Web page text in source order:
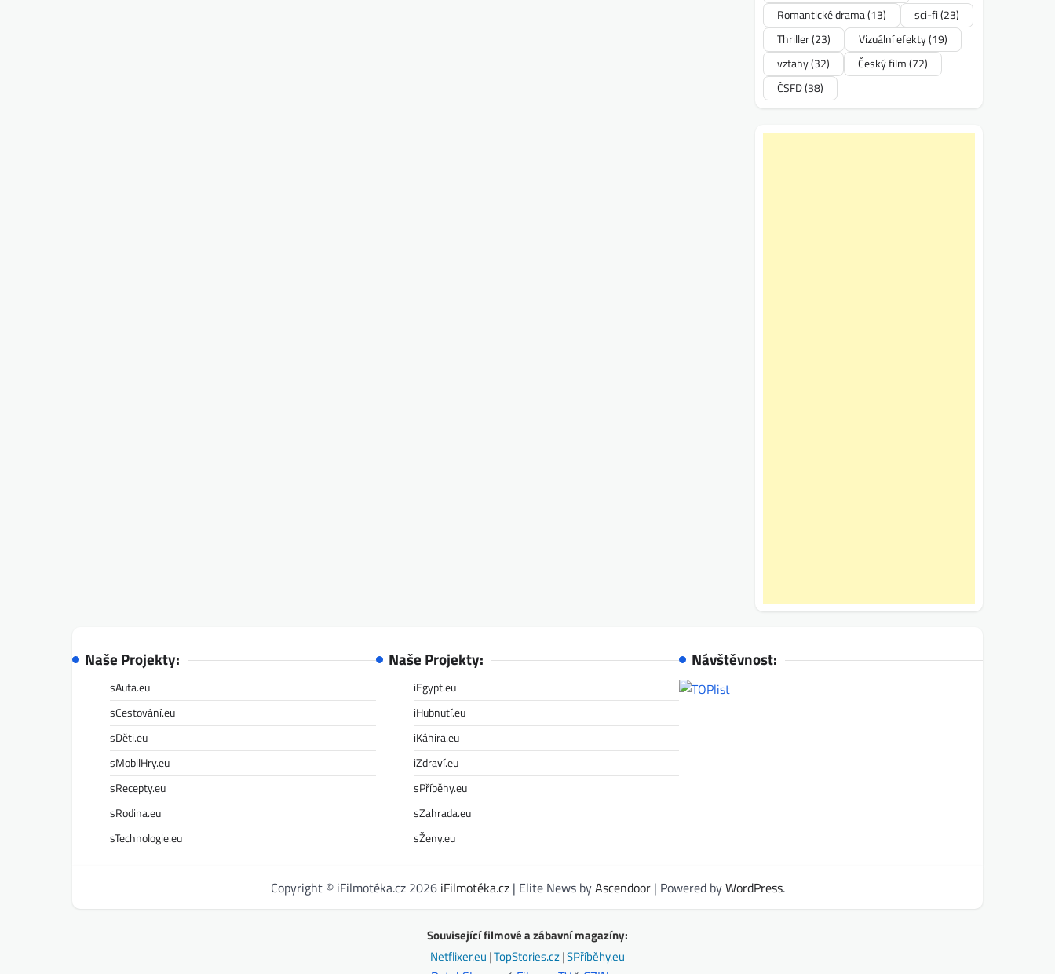
Romantické drama(13) sci-fi(23)
Thriller(23) Vizuální efekty(19)
vztahy(32) Český film(72)
ČSFD(38)
Naše Projekty:
sAuta.eu
sCestování.eu
sDěti.eu
sMobilHry.eu
sRecepty.eu
sRodina.eu
sTechnologie.eu
Naše Projekty:
iEgypt.eu
iHubnutí.eu
iKáhira.eu
iZdraví.eu
sPříběhy.eu
sZahrada.eu
sŽeny.eu
Návštěvnost:
Copyright © iFilmotéka.cz 2026 iFilmotéka.cz| Elite News byAscendoor| Powered byWordPress.
Související filmové a zábavní magazíny:
Netflixer.eu |TopStories.cz|SPříběhy.eu